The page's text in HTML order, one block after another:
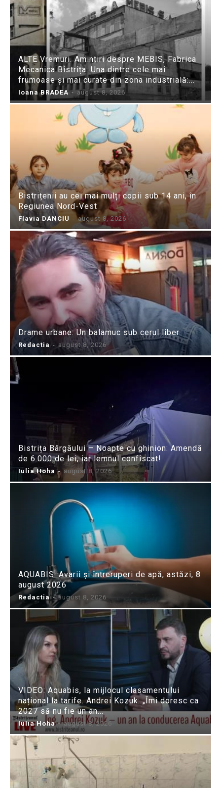
ALTE Vremuri. Amintiri despre MEBIS, Fabrica
Mecanica Bistrița: Una dintre cele mai
frumoase și mai curate din zona industrială:...
Ioana BRADEA - august 8, 2026
Bistrițenii au cei mai mulți copii sub 14 ani, în
Regiunea Nord-Vest
Flavia DANCIU - august 8, 2026
Drame urbane: Un balamuc sub cerul liber
Redactia - august 8, 2026
Bistrița Bârgăului – Noapte cu ghinion: Amendă
de 6.000 de lei, iar lemnul confiscat!
Iulia Hoha - august 8, 2026
AQUABIS: Avarii și întreruperi de apă, astăzi, 8
august 2026
Redactia - august 8, 2026
VIDEO: Aquabis, la mijlocul clasamentului
național la tarife. Andrei Kozuk: „Îmi doresc ca
2027 să nu fie un an...
Iulia Hoha - august 8, 2026